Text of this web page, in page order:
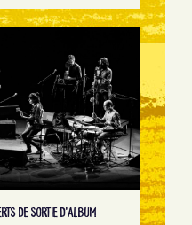
DE SORTIE D'ALBUM